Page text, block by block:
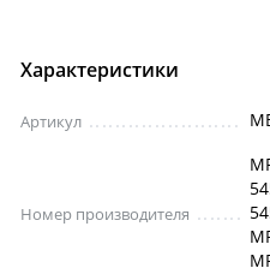
Характеристики
Артикул
Номер производителя